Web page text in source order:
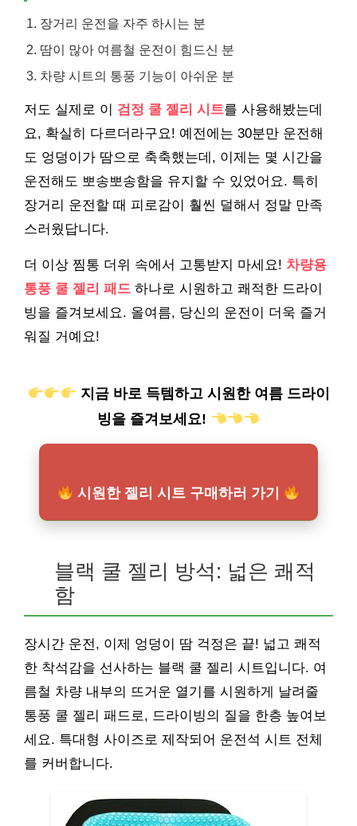
장거리 운전을 자주 하시는 분
땀이 많아 여름철 운전이 힘드신 분
차량 시트의 통풍 기능이 아쉬운 분
저도 실제로 이 검정 쿨 젤리 시트를 사용해봤는데
요, 확실히 다르더라구요! 예전에는 30분만 운전해
도 엉덩이가 땀으로 축축했는데, 이제는 몇 시간을
운전해도 뽀송뽀송함을 유지할 수 있었어요. 특히
장거리 운전할 때 피로감이 훨씬 덜해서 정말 만족
스러웠답니다.
더 이상 찜통 더위 속에서 고통받지 마세요! 차량용
통풍 쿨 젤리 패드 하나로 시원하고 쾌적한 드라이
빙을 즐겨보세요. 올여름, 당신의 운전이 더욱 즐거
워질 거예요!
지금 바로 득템하고 시원한 여름 드라이
빙을 즐겨보세요!
시원한 젤리 시트 구매하러 가기
블랙 쿨 젤리 방석: 넓은 쾌적
함
장시간 운전, 이제 엉덩이 땀 걱정은 끝! 넓고 쾌적
한 착석감을 선사하는 블랙 쿨 젤리 시트입니다. 여
름철 차량 내부의 뜨거운 열기를 시원하게 날려줄
통풍 쿨 젤리 패드로, 드라이빙의 질을 한층 높여보
세요. 특대형 사이즈로 제작되어 운전석 시트 전체
를 커버합니다.